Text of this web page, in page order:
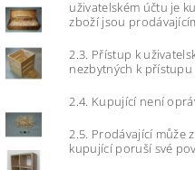
uživatelském účtu je
zboží jsou
2.3. Přístup k
nezbytných k
2.4. Kupující není
2.5. Prodávající může
kupující poruší své